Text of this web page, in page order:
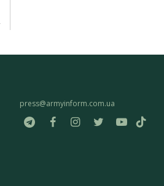
press@armyinform.com.ua